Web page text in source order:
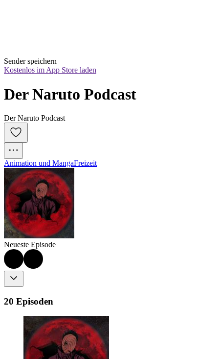
Sender speichern
Kostenlos im App Store laden
Der Naruto Podcast
Der Naruto Podcast
Animation und MangaFreizeit
Neueste Episode
20 Episoden